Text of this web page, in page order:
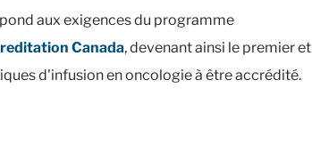
aux exigences du programme
Canada, devenant ainsi le premier et
d'infusion en oncologie à être accrédité.